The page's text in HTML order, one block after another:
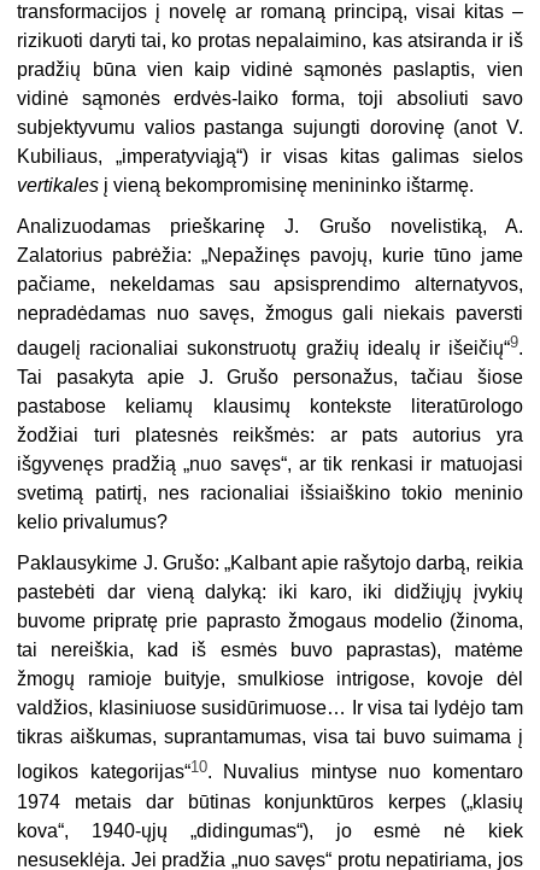
transformacijos į novelę ar romaną prin­cipą, visai kitas –
rizikuoti daryti tai, ko protas nepalaimino, kas atsiranda ir iš
pradžių būna vien kaip vidinė sąmonės paslaptis, vien
vidinė sąmonės erdvės-laiko forma, toji absoliuti savo
subjektyvumu valios pastanga sujungti dorovinę (anot V.
Kubiliaus, „imperatyviąją“) ir visas kitas gali­mas sielos
vertikales į vieną bekompromisinę menininko ištarmę.
Analizuodamas prieškarinę J. Grušo novelistiką, A.
Zalatorius pabrėžia: „Nepažinęs pavojų, kurie tūno jame
pačiame, nekeldamas sau apsisprendimo alternatyvos,
nepradėdamas nuo savęs, žmogus gali niekais paversti
daugelį racionaliai sukonstruotų gražių idealų ir išeičių“9.
Tai pasakyta apie J. Grušo personažus, tačiau šiose
pastabose keliamų klausimų kontekste litera­tūrologo
žodžiai turi platesnės reikšmės: ar pats autorius yra
išgyvenęs pradžią „nuo savęs“, ar tik renkasi ir matuojasi
svetimą patirtį, nes raciona­liai išsiaiškino tokio meninio
kelio privalumus?
Paklausykime J. Grušo: „Kalbant apie rašytojo darbą, reikia
pastebėti dar vieną dalyką: iki karo, iki didžiųjų įvykių
buvome pripratę prie papras­to žmogaus modelio (žinoma,
tai nereiškia, kad iš esmės buvo papras­tas), matėme
žmogų ramioje buityje, smulkiose intrigose, kovoje dėl
valdžios, klasiniuose susidūrimuose… Ir visa tai lydėjo tam
tikras aišku­mas, suprantamumas, visa tai buvo suimama į
logikos kategorijas“10. Nuvalius mintyse nuo komentaro
1974 metais dar būtinas konjunktūros kerpes („klasių
kova“, 1940-ųjų „didingumas“), jo esmė nė kiek
nesuseklėja. Jei pradžia „nuo savęs“ protu nepatiriama, jos